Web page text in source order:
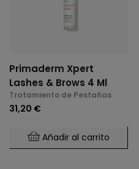
Primaderm Xpert
Lashes & Brows 4 Ml
Tratamiento de Pestañas
31,20 €
Añadir al carrito